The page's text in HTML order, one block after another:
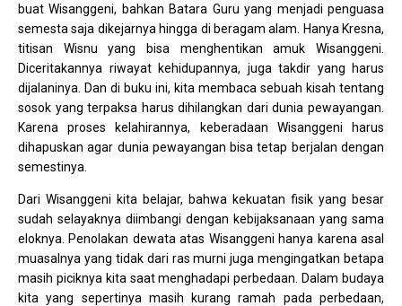
buat Wisanggeni, bahkan Batara Guru yang menjadi penguasa
semesta saja dikejarnya hingga di beragam alam. Hanya Kresna,
titisan Wisnu yang bisa menghentikan amuk Wisanggeni.
Diceritakannya riwayat kehidupannya, juga takdir yang harus
dijalaninya. Dan di buku ini, kita membaca sebuah kisah tentang
sosok yang terpaksa harus dihilangkan dari dunia pewayangan.
Karena proses kelahirannya, keberadaan Wisanggeni harus
dihapuskan agar dunia pewayangan bisa tetap berjalan dengan
semestinya.
Dari Wisanggeni kita belajar, bahwa kekuatan fisik yang besar
sudah selayaknya diimbangi dengan kebijaksanaan yang sama
eloknya. Penolakan dewata atas Wisanggeni hanya karena asal
muasalnya yang tidak dari ras murni juga mengingatkan betapa
masih piciknya kita saat menghadapi perbedaan. Dalam budaya
kita yang sepertinya masih kurang ramah pada perbedaan,